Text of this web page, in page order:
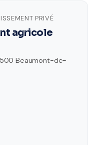
PRIVÉ
agricole
Beaumont-de-